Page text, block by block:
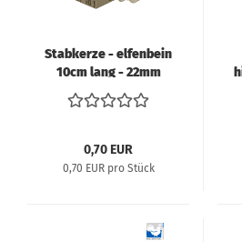
Stabkerze - elfenbein
10cm lang - 22mm
Durchmesser
0,70 EUR
0,70 EUR pro Stück